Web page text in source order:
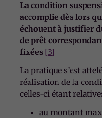
La condition
accomplie dès lors
échouent à justifier
de prêt
fixées [3]
La pratique s’est
réalisation de la
celles-ci étant
au montant